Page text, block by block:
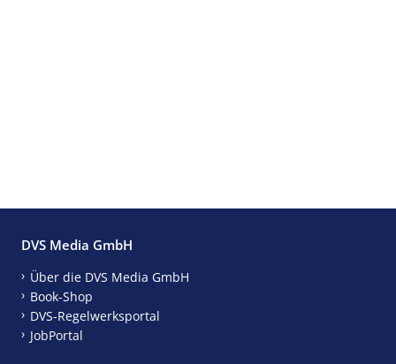
DVS Media GmbH
Über die DVS Media GmbH
Book-Shop
DVS-Regelwerksportal
JobPortal